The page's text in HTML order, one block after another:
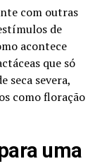
com outras
de
acontece
que só
seca severa,
como floração
uma